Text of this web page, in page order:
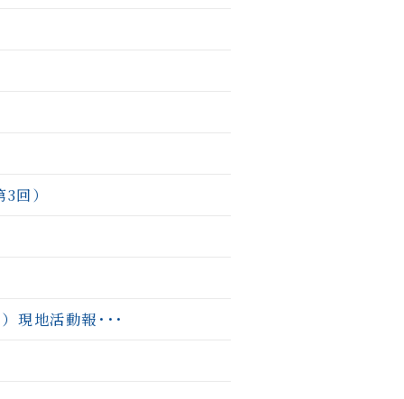
回）
現地活動報･･･